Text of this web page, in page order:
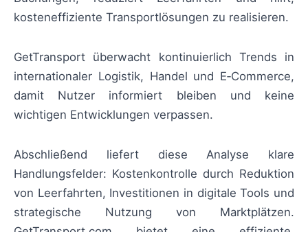
kosteneffiziente Transportlösungen zu realisieren.
GetTransport überwacht kontinuierlich Trends in
internationaler Logistik, Handel und E‑Commerce,
damit Nutzer informiert bleiben und keine
wichtigen Entwicklungen verpassen.
Abschließend liefert diese Analyse klare
Handlungsfelder: Kostenkontrolle durch Reduktion
von Leerfahrten, Investitionen in digitale Tools und
strategische Nutzung von Marktplätzen.